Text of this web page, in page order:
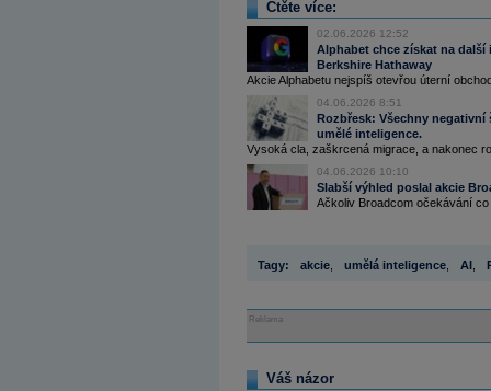
Čtěte více:
02.06.2026 12:52
Alphabet chce získat na další
Berkshire Hathaway
Akcie Alphabetu nejspíš otevřou úterní
04.06.2026 8:51
Rozbřesk: Všechny
umělé inteligence.
Vysoká cla, zaškrcená migrace, a nakonec
04.06.2026 10:10
Slabší výhled poslal akcie
Ačkoliv Broadcom očekávání
Tagy: akcie umělá inteligence AI
Reklama
Váš názor